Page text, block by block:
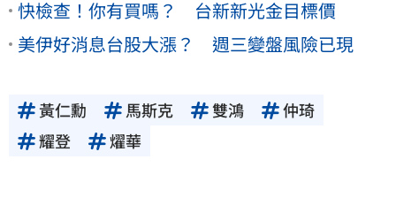
快檢查！你有買嗎？ 台新新光金目標價
美伊好消息台股大漲？ 週三變盤風險已現
黃仁勳 馬斯克 雙鴻
仲琦
耀登
燿華